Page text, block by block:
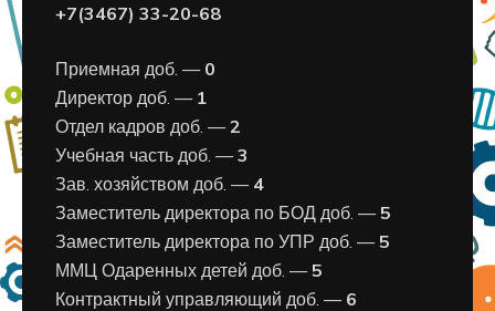
+7(3467) 33-20-68
Приемная доб. — 0
Директор доб. — 1
Отдел кадров доб. —2
Учебная часть доб. —3
Зав. хозяйством доб. — 4
Заместитель директора по БОД доб. —5
Заместитель директора по УПР доб. —5
ММЦ Одаренных детей доб. —5
Контрактный управляющий доб. — 6